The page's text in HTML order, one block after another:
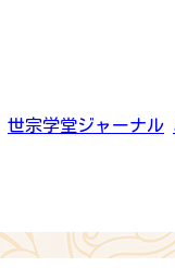
世宗学堂ジャーナル